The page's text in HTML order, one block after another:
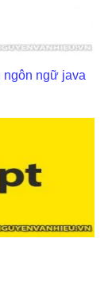
ngôn ngữ java